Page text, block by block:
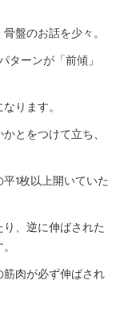
盤のお話を少々。
ターンが「前傾」
ります。
とをつけて立ち、
1枚以上開いていた
、逆に伸ばされた
筋肉が必ず伸ばされ